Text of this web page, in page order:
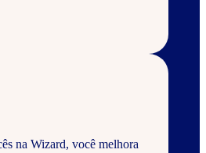
na Wizard, você melhora